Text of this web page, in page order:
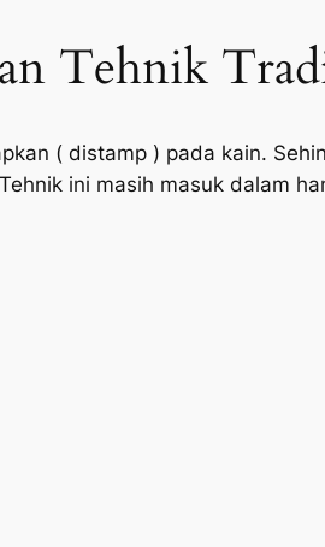
Tehnik
( distamp ) pada kain.
ini masih masuk dalam